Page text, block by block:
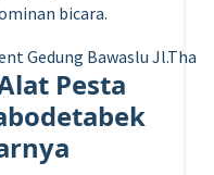
bicara.
Pesta